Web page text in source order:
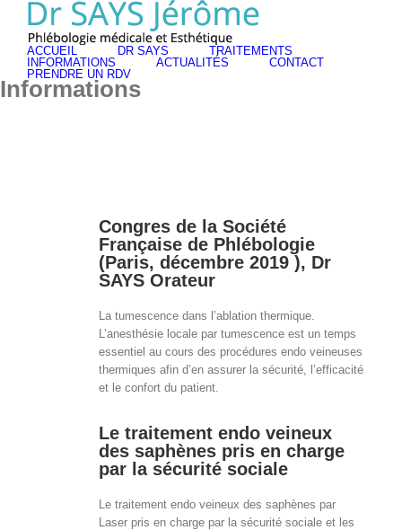
content
Rechercher
ACCUEIL
DR SAYS
TRAITEMENTS
INFORMATIONS
ACTUALITÉS
CONTACT
PRENDRE UN RDV
Informations
Congres de la Société
Française de Phlébologie
(Paris, décembre 2019 ), Dr
SAYS Orateur
La tumescence dans l’ablation thermique.
L’anesthésie locale par tumescence est un temps
essentiel au cours des procédures endo veineuses
thermiques afin d’en assurer la sécurité, l’efficacité
et le confort du patient.
Le traitement endo veineux
des saphènes pris en charge
par la sécurité sociale
Le traitement endo veineux des saphènes par
Laser pris en charge par la sécurité sociale et les